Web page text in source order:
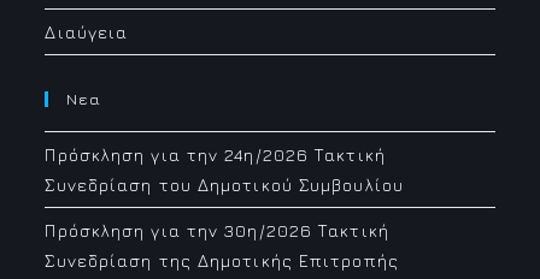
Διαύγεια
Νεα
Πρόσκληση για την 24η/2026 Τακτική
Συνεδρίαση του Δημοτικού Συμβουλίου
Πρόσκληση για την 30η/2026 Τακτική
Συνεδρίαση της Δημοτικής Επιτροπής